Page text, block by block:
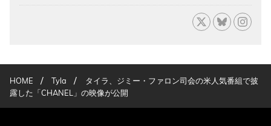
HOME / Tyla /
タイラ、ジミー・ファロン司会の米人気番組で披
露した「CHANEL」の映像が公開